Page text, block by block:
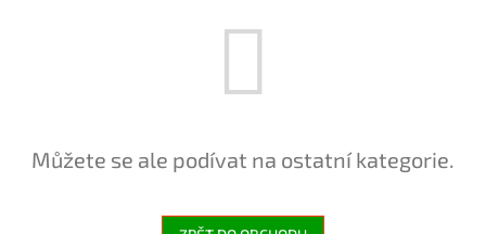
Můžete se ale podívat na ostatní kategorie.